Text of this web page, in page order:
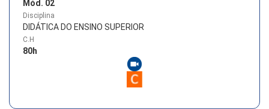
Mód. 02
Disciplina
DIDÁTICA DO ENSINO SUPERIOR
C.H
80h